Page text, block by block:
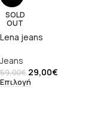
SOLD
OUT
Lena jeans
Jeans
59,00€ 29,00€
Επιλογή